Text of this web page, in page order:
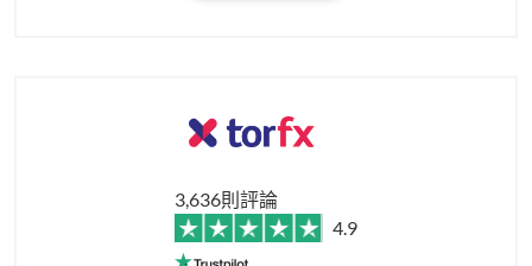
3,636則評論
4.9